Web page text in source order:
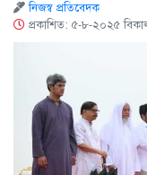
নিজস্ব প্রতিবেদক
প্রকাশিত: ৫-৮-২০২৫